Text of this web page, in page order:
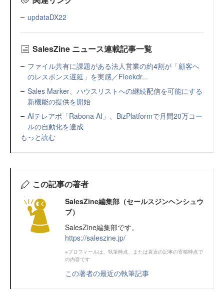
updataDX22
SalesZine ニュース連載記事一覧
ファイル共有に課題がある法人営業の約4割が「顧客へ
のレスポンス遅延」を実感／Fleekdr...
Sales Marker、ハウスリストへの継続配信を可能にする
新機能の提供を開始
AIテレアポ「Rabona AI」、BizPlatformで月間20万コー
ルの自動化を達成
もっと読む
この記事の著者
SalesZine編集部（セールスジンヘンシュウ
ブ）
SalesZine編集部です。
https://saleszine.jp/
※プロフィールは、執筆時点、または直近の記事の寄稿時点で
の内容です
この著者の最近の執筆記事